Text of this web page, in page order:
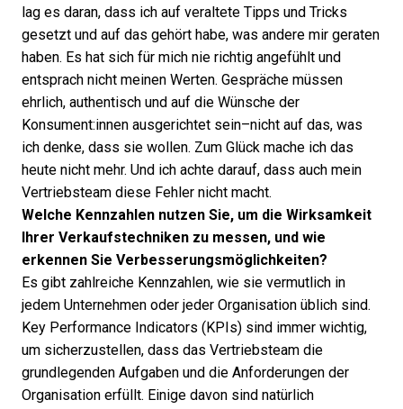
lag es daran, dass ich auf veraltete Tipps und Tricks
gesetzt und auf das gehört habe, was andere mir geraten
haben. Es hat sich für mich nie richtig angefühlt und
entsprach nicht meinen Werten. Gespräche müssen
ehrlich, authentisch und auf die Wünsche der
Konsument:innen ausgerichtet sein–nicht auf das, was
ich denke, dass sie wollen. Zum Glück mache ich das
heute nicht mehr. Und ich achte darauf, dass auch mein
Vertriebsteam diese Fehler nicht macht.
Welche Kennzahlen nutzen Sie, um die Wirksamkeit
Ihrer Verkaufstechniken zu messen, und wie
erkennen Sie Verbesserungsmöglichkeiten?
Es gibt zahlreiche Kennzahlen, wie sie vermutlich in
jedem Unternehmen oder jeder Organisation üblich sind.
Key Performance Indicators (KPIs) sind immer wichtig,
um sicherzustellen, dass das Vertriebsteam die
grundlegenden Aufgaben und die Anforderungen der
Organisation erfüllt. Einige davon sind natürlich